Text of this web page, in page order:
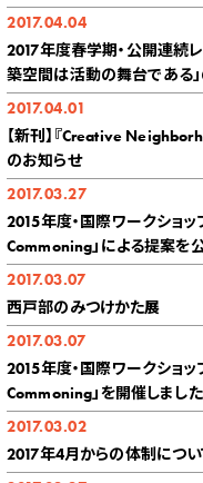
2017.04.04
2017年度春学期・公開連続
築空間は活動の舞台である
2017.04.01
【新刊】『Creative
のお知らせ
2017.03.27
2015年度・国際ワークショ
Commoning」による提案を
2017.03.07
西戸部のみつけかた展
2017.03.07
2015年度・国際ワークショ
Commoning」を開催しました
2017.03.02
2017年4月からの体制につい